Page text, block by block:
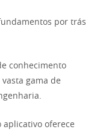
por trás
conhecimento
gama de
aplicativo oferece